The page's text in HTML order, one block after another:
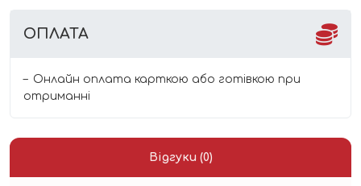
ОПЛАТА
Онлайн оплата карткою або готівкою при
отриманні
Відгуки (0)